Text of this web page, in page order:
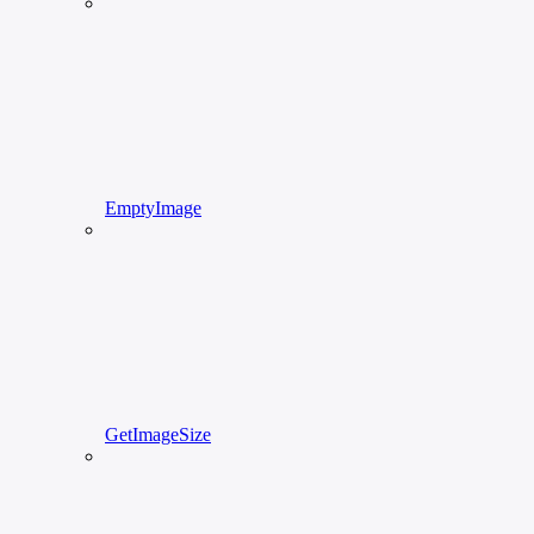
EmptyImage
GetImageSize